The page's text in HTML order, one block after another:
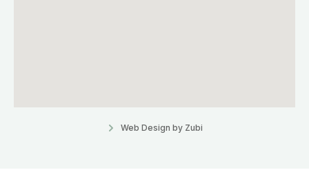
Web Design by Zubi